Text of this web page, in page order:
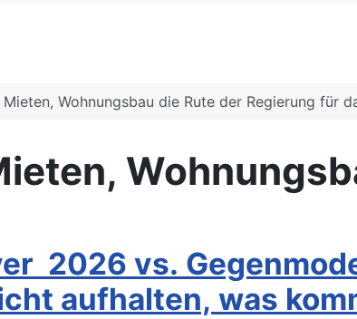
Wohnungsbau die Rute der Regierung für
2026 vs.
aufhalten, was